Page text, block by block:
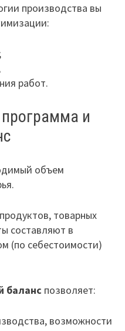
производства вы
работ.
и
объем
товарных
составляют в
(по себестоимости)
баланс позволяет:
возможности